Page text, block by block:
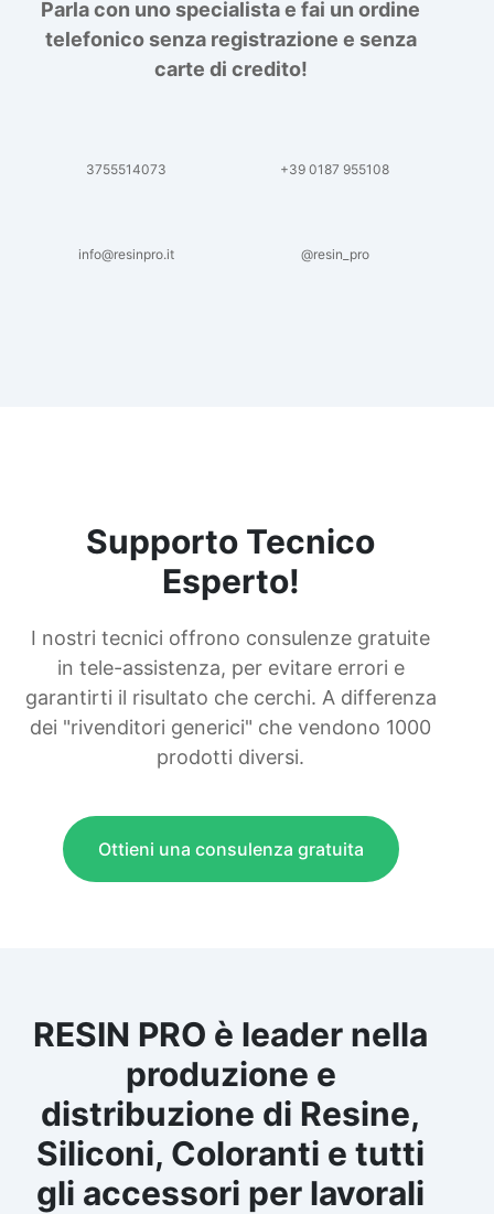
Parla con uno specialista e fai un ordine
telefonico senza registrazione e senza
carte di credito!
3755514073 +39 0187 955108
info@resinpro.it @resin_pro
Supporto Tecnico
Esperto!
I nostri tecnici offrono consulenze gratuite
in tele-assistenza, per evitare errori e
garantirti il risultato che cerchi. A differenza
dei "rivenditori generici" che vendono 1000
prodotti diversi.
Ottieni una consulenza gratuita
RESIN PRO è leader nella
produzione e
distribuzione di Resine,
Siliconi, Coloranti e tutti
gli accessori per lavorali